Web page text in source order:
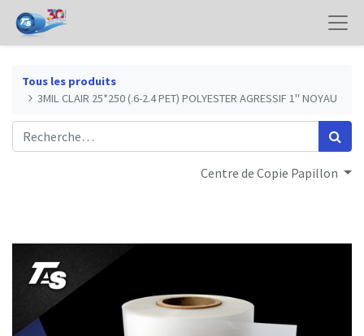
Tous les produits
3MIL CLAIR 25*250 (.6-2.4 PET) POLYESTER AGRESSIF 1" NOYAU
Centre de Copie Papillon